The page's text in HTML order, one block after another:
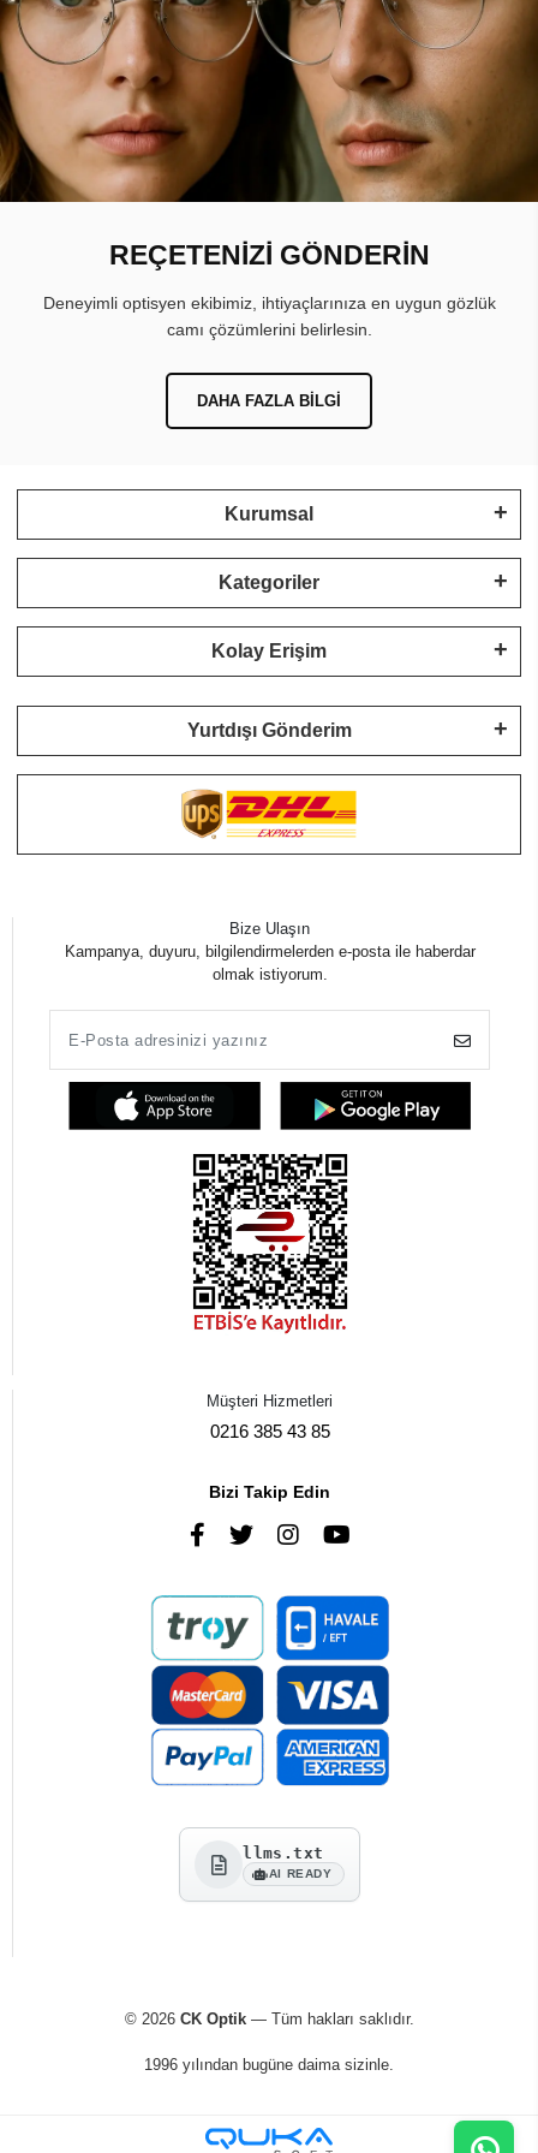
REÇETENİZİ GÖNDERİN
Deneyimli optisyen ekibimiz, ihtiyaçlarınıza en uygun gözlük
camı çözümlerini belirlesin.
DAHA FAZLA BILGI
Kurumsal
Kategoriler
Kolay Erişim
Yurtdışı Gönderim
Bize Ulaşın
Kampanya, duyuru, bilgilendirmelerden e-posta ile haberdar
olmak istiyorum.
Müşteri Hizmetleri
0216 385 43 85
Bizi Takip Edin
llms.txt
AI READY
© 2026 CK Optik— Tüm hakları saklıdır.
1996 yılından bugüne daima sizinle.